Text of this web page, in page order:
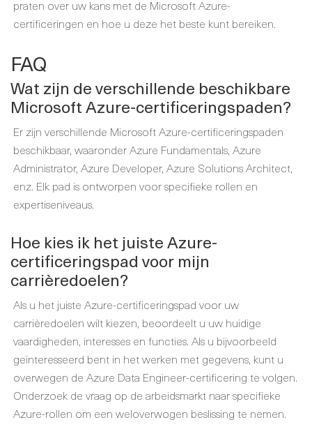
praten over uw kans met de Microsoft Azure-
certificeringen en hoe u deze het beste kunt bereiken.
FAQ
Wat zijn de verschillende beschikbare
Microsoft Azure-certificeringspaden?
Er zijn verschillende Microsoft Azure-certificeringspaden
beschikbaar, waaronder Azure Fundamentals, Azure
Administrator, Azure Developer, Azure Solutions Architect,
enz. Elk pad is ontworpen voor specifieke rollen en
expertiseniveaus.
Hoe kies ik het juiste Azure-
certificeringspad voor mijn
carrièredoelen?
Als u het juiste Azure-certificeringspad voor uw
carrièredoelen wilt kiezen, beoordeelt u uw huidige
vaardigheden, interesses en functies. Als u bijvoorbeeld
geïnteresseerd bent in het werken met gegevens, kunt u
overwegen de Azure Data Engineer-certificering te volgen.
Onderzoek de vraag op de arbeidsmarkt naar specifieke
Azure-rollen om een weloverwogen beslissing te nemen.